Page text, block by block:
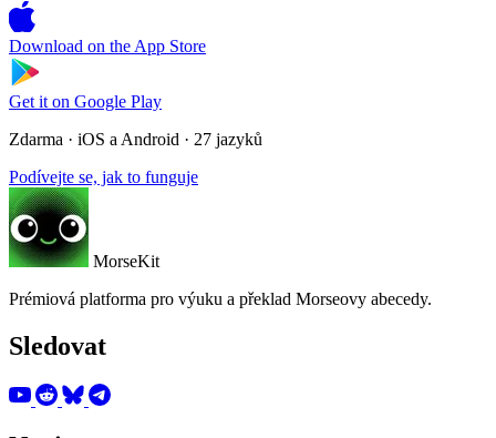
Download on the App Store
Get it on Google Play
Zdarma · iOS a Android · 27 jazyků
Podívejte se, jak to funguje
MorseKit
Prémiová platforma pro výuku a překlad Morseovy abecedy.
Sledovat